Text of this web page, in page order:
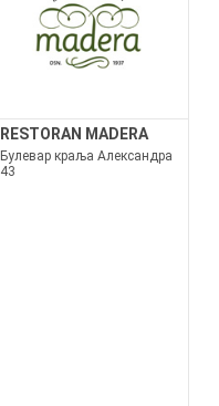
RESTORAN MADERA
Булевар краља Александра
43